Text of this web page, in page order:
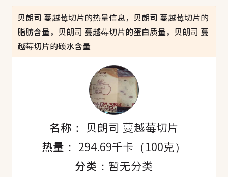
贝朗司 蔓越莓切片的热量信息，贝朗司 蔓越莓切片的
脂肪含量，贝朗司 蔓越莓切片的蛋白质量，贝朗司 蔓
越莓切片的碳水含量
名称：
贝朗司 蔓越莓切片
热量： 294.69千卡（100克）
分类： 暂无分类